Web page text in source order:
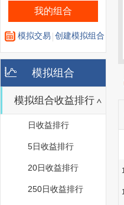
我的组合
模拟交易 创建模拟组合
模拟组合
模拟组合收益排行
日收益排行
5日收益排行
20日收益排行
250日收益排行